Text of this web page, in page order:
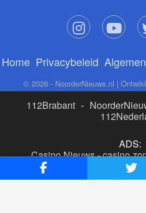
Home Privacybeleid
© 2026 - NoorderNieuws.nl |
112Brabant -
ADS:
Casino Nieuws-casino
buitenlandse site
beste